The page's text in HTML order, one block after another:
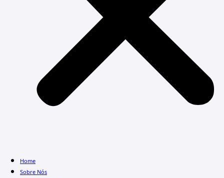
Home
Sobre Nós